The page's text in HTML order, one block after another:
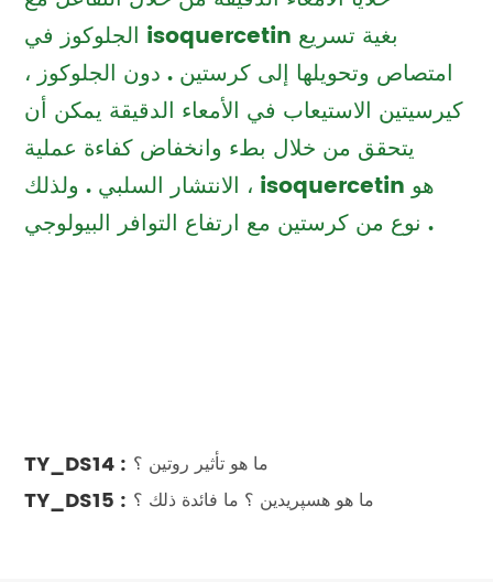
الجلوكوز في isoquercetin بغية تسريع
امتصاص وتحويلها إلى كرستين . دون الجلوكوز ،
كيرسيتين الاستيعاب في الأمعاء الدقيقة يمكن أن
يتحقق من خلال بطء وانخفاض كفاءة عملية
الانتشار السلبي . ولذلك ، isoquercetin هو
نوع من كرستين مع ارتفاع التوافر البيولوجي .
TY_DS14 : ما هو تأثير روتين ؟
TY_DS15 : ما هو هسپريدين ؟ ما فائدة ذلك ؟